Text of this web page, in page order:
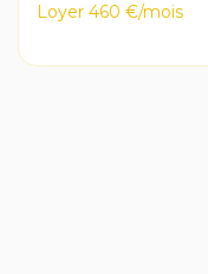
Loyer 460 €/mois